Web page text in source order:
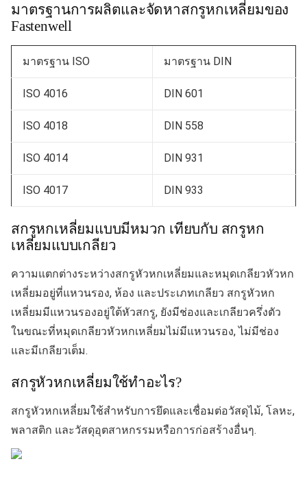
มาตรฐานการผลิตและจัดหาสกรูหกเหลี่ยมของ
Fastenwell
มาตรฐาน ISO มาตรฐาน DIN
ISO 4016 DIN 601
ISO 4018 DIN 558
ISO 4014 DIN 931
ISO 4017 DIN 933
สกรูหกเหลี่ยมแบบมีหมวก เทียบกับ สกรูหก
เหลี่ยมแบบเกลียว
ความแตกต่างระหว่างสกรูหัวหกเหลี่ยมและหมุดเกลียวหัวหก
เหลี่ยมอยู่ที่แหวนรอง, ห้อง และประเภทเกลียว สกรูหัวหก
เหลี่ยมมีแหวนรองอยู่ใต้หัวสกรู, ยังมีช่องและเกลียวครึ่งตัว
ในขณะที่หมุดเกลียวหัวหกเหลี่ยมไม่มีแหวนรอง, ไม่มีช่อง
และมีเกลียวเต็ม.
สกรูหัวหกเหลี่ยมใช้ทำอะไร?
สกรูหัวหกเหลี่ยมใช้สำหรับการยึดและเชื่อมต่อวัสดุไม้, โลหะ,
พลาสติก และวัสดุอุตสาหกรรมหรือการก่อสร้างอื่นๆ.